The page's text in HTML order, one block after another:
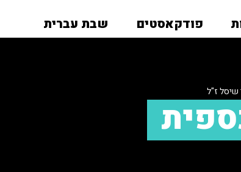
פודקאסטים שבת עברית
שיסל ז"ל